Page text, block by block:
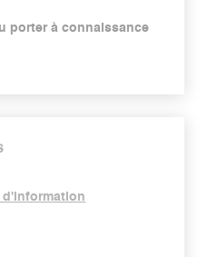
porter à connaissance
d'information